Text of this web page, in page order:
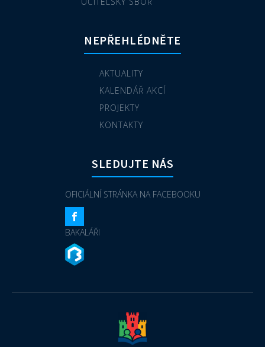
NEPŘEHLÉDNĚTE
AKTUALITY
KALENDÁŘ AKCÍ
PROJEKTY
KONTAKTY
SLEDUJTE NÁS
OFICIÁLNÍ STRÁNKA NA FACEBOOKU
BAKALÁŘI